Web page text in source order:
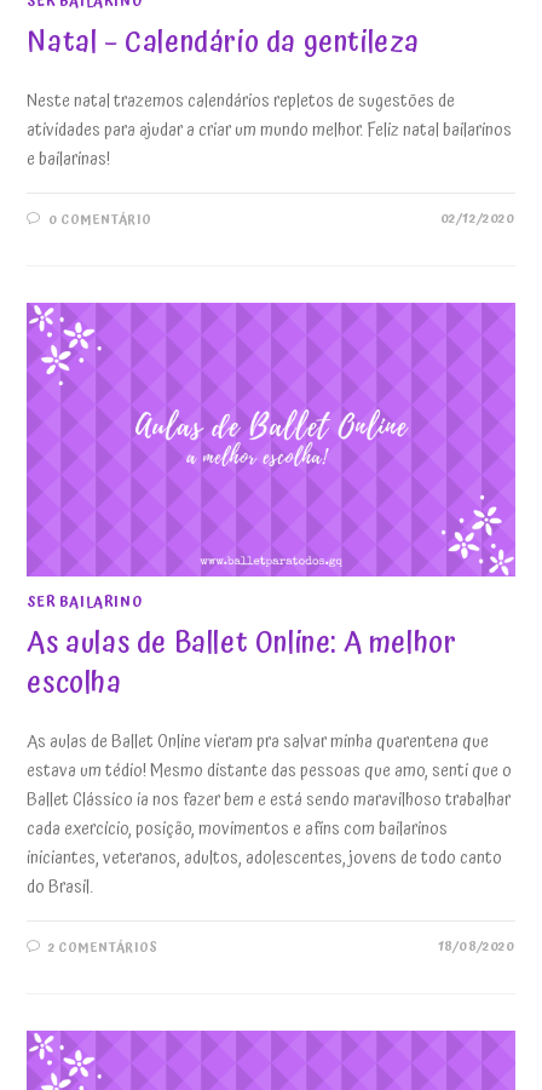
Natal – Calendário da gentileza
Neste natal trazemos calendários repletos de sugestões de
atividades para ajudar a criar um mundo melhor. Feliz natal bailarinos
e bailarinas!
0 COMENTÁRIO 02/12/2020
SER BAILARINO
As aulas de Ballet Online: A melhor
escolha
As aulas de Ballet Online vieram pra salvar minha quarentena que
estava um tédio! Mesmo distante das pessoas que amo, senti que o
Ballet Clássico ia nos fazer bem e está sendo maravilhoso trabalhar
cada exercício, posição, movimentos e afins com bailarinos
iniciantes, veteranos, adultos, adolescentes, jovens de todo canto
do Brasil.
2 COMENTÁRIOS 18/08/2020